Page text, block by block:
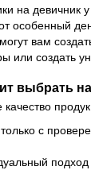
на
особенный
вам
или создать
выбрать
с
подход